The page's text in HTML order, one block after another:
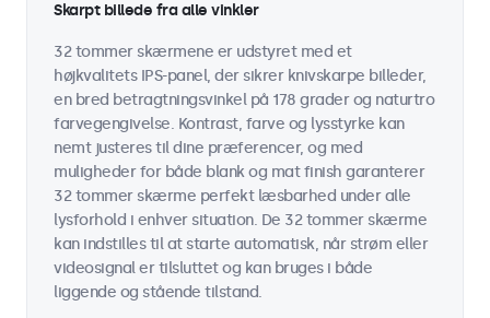
Skarpt billede fra alle vinkler
32 tommer skærmene er udstyret med et
højkvalitets IPS-panel, der sikrer knivskarpe billeder,
en bred betragtningsvinkel på 178 grader og naturtro
farvegengivelse. Kontrast, farve og lysstyrke kan
nemt justeres til dine præferencer, og med
muligheder for både blank og mat finish garanterer
32 tommer skærme perfekt læsbarhed under alle
lysforhold i enhver situation. De 32 tommer skærme
kan indstilles til at starte automatisk, når strøm eller
videosignal er tilsluttet og kan bruges i både
liggende og stående tilstand.